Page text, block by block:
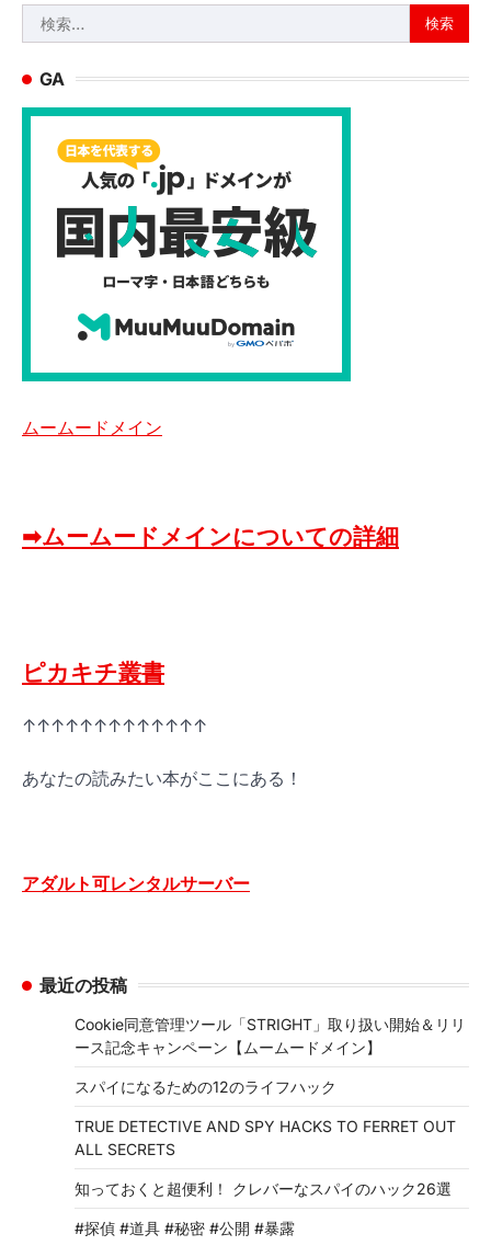
索:
GA
ムームードメイン
➡ムームードメインについての詳細
ピカキチ叢書
↑↑↑↑↑↑↑↑↑↑↑↑↑
あなたの読みたい本がここにある！
アダルト可レンタルサーバー
最近の投稿
Cookie同意管理ツール「STRIGHT」取り扱い開始＆リリ
ース記念キャンペーン【ムームードメイン】
スパイになるための12のライフハック
TRUE DETECTIVE AND SPY HACKS TO FERRET OUT
ALL SECRETS
知っておくと超便利！ クレバーなスパイのハック26選
#探偵 #道具 #秘密 #公開 #暴露